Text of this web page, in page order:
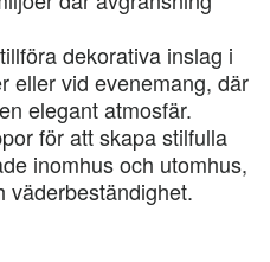
dekorativa inslag i
eller vid evenemang, där
elegant atmosfär.
för att skapa stilfulla
inomhus och utomhus,
väderbeständighet.